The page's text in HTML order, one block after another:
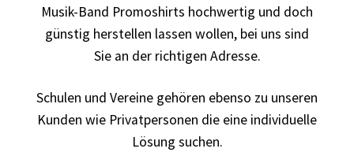
Arbeitskleidung BEDRUCKEN WAIBLINGEN /
Berufsbekleidung
Arbeitskleidung bedrucken Wolfsburg – Firmenlogo
Musik-Band Promoshirts hochwertig und doch
günstig herstellen lassen wollen, bei uns sind
Sie an der richtigen Adresse.
Schulen und Vereine gehören ebenso zu unseren
Kunden wie Privatpersonen die eine individuelle
Lösung suchen.